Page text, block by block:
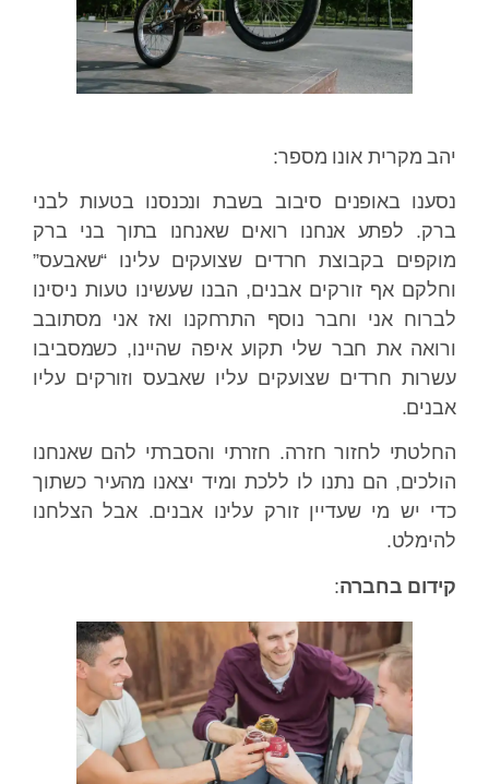
יהב מקרית אונו מספר:
נסענו באופנים סיבוב בשבת ונכנסנו בטעות לבני
ברק. לפתע אנחנו רואים שאנחנו בתוך בני ברק
מוקפים בקבוצת חרדים שצועקים עלינו “שאבעס”
וחלקם אף זורקים אבנים, הבנו שעשינו טעות ניסינו
לברוח אני וחבר נוסף התרחקנו ואז אני מסתובב
ורואה את חבר שלי תקוע איפה שהיינו, כשמסביבו
עשרות חרדים שצועקים עליו שאבעס וזורקים עליו
אבנים.
החלטתי לחזור חזרה. חזרתי והסברתי להם שאנחנו
הולכים, הם נתנו לו ללכת ומיד יצאנו מהעיר כשתוך
כדי יש מי שעדיין זורק עלינו אבנים. אבל הצלחנו
להימלט.
קידום בחברה: